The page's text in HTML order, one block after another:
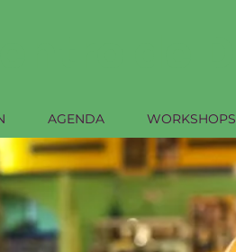
AGENDA WORKSHOPS